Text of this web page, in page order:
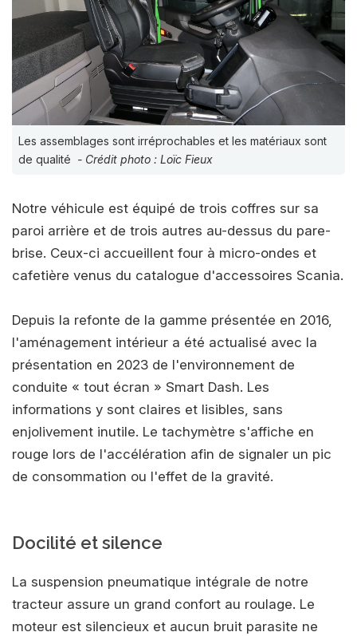
Les assemblages sont irréprochables et les matériaux sont
de qualité - Crédit photo : Loïc Fieux
Notre véhicule est équipé de trois coffres sur sa
paroi arrière et de trois autres au-dessus du pare-
brise. Ceux-ci accueillent four à micro-ondes et
cafetière venus du catalogue d'accessoires Scania.
Depuis la refonte de la gamme présentée en 2016,
l'aménagement intérieur a été actualisé avec la
présentation en 2023 de l'environnement de
conduite « tout écran » Smart Dash. Les
informations y sont claires et lisibles, sans
enjolivement inutile. Le tachymètre s'affiche en
rouge lors de l'accélération afin de signaler un pic
de consommation ou l'effet de la gravité.
Docilité et silence
La suspension pneumatique intégrale de notre
tracteur assure un grand confort au roulage. Le
moteur est silencieux et aucun bruit parasite ne